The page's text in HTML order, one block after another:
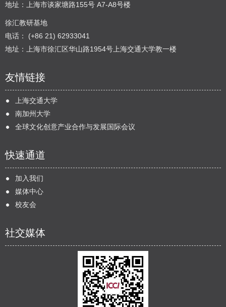
地址：上海市谈家塘路155号 A7-A8号楼
徐汇教研基地
电话： (+86 21) 62933041
地址：上海市徐汇区华山路1954号上海交通大学教一楼
友情链接
上海交通大学
南加州大学
全球文化创意产业合作与发展国际会议
快速通道
加入我们
媒体中心
校友会
社交媒体